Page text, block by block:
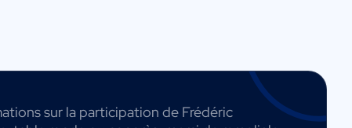
sur la participation de Frédéric